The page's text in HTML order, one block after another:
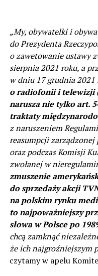
„My, obywatelki i
do Prezydenta
o zawetowanie ustawy
sierpnia 2021 roku, a
w dniu 17 grudnia 2021
o radiofonii i telewizji
narusza nie tylko art.
traktaty
z naruszeniem
reasumpcji zarządzonej
oraz podczas Komisji
zwołanej w
zmuszenie
do sprzedaży akcji
na polskim rynku
to najpoważniejszy
słowa w Polsce po
chcą zamknąć
że ich najgroźniejszym
czytamy w apelu